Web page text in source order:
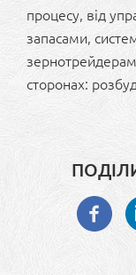
процесу, від
запасами,
сторонах: